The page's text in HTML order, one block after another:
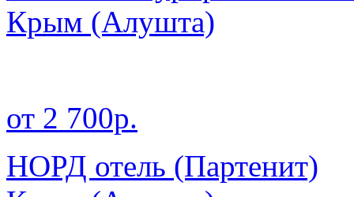
Крым (Алушта)
от 2 700р.
НОРД отель (Партенит)